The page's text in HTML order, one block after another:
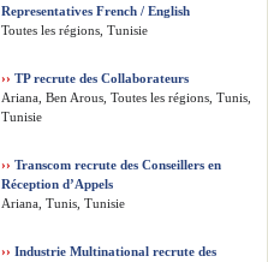
Representatives French / English
Toutes les régions, Tunisie
›› TP recrute des Collaborateurs
Ariana, Ben Arous, Toutes les régions, Tunis,
Tunisie
›› Transcom recrute des Conseillers en
Réception d’Appels
Ariana, Tunis, Tunisie
›› Industrie Multinational recrute des